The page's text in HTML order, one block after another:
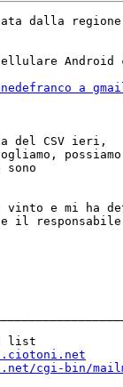
dalla
Android
a
del CSV ieri,
e mi ha
il
cgi-bin/